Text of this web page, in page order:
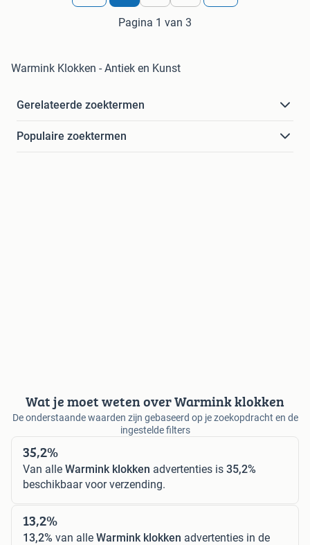
Pagina 1 van 3
Warmink Klokken - Antiek en Kunst
Gerelateerde zoektermen
Populaire zoektermen
Wat je moet weten over Warmink klokken
De onderstaande waarden zijn gebaseerd op je zoekopdracht en de
ingestelde filters
35,2%
Van alle Warmink klokken advertenties is 35,2%
beschikbaar voor verzending.
13,2%
13,2% van alle Warmink klokken advertenties in de